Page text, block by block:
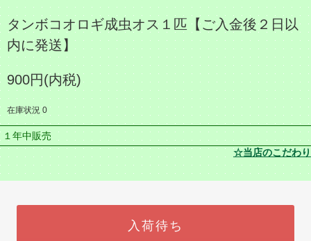
タンボコオロギ成虫オス１匹【ご入金後２日以
内に発送】
900円(内税)
在庫状況 0
１年中販売
☆当店のこだわり
入荷待ち